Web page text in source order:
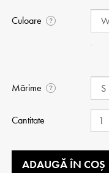
Culoare ?
Mărime ?
Cantitate
ADAUGĂ ÎN COȘ